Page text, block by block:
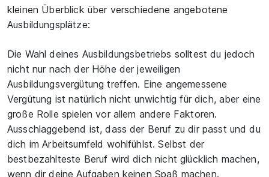
kleinen Überblick über verschiedene angebotene
Ausbildungsplätze:
Die Wahl deines Ausbildungsbetriebs solltest du jedoch
nicht nur nach der Höhe der jeweiligen
Ausbildungsvergütung treffen. Eine angemessene
Vergütung ist natürlich nicht unwichtig für dich, aber eine
große Rolle spielen vor allem andere Faktoren.
Ausschlaggebend ist, dass der Beruf zu dir passt und du
dich im Arbeitsumfeld wohlfühlst. Selbst der
bestbezahlteste Beruf wird dich nicht glücklich machen,
wenn dir deine Aufgaben keinen Spaß machen.